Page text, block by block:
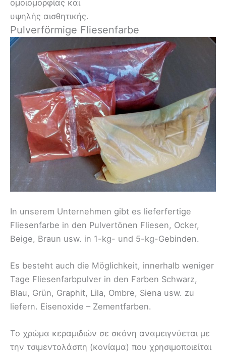
ομοιομορφίας και
υψηλής αισθητικής.
Pulverförmige Fliesenfarbe
In unserem Unternehmen gibt es lieferfertige
Fliesenfarbe in den Pulvertönen Fliesen, Ocker,
Beige, Braun usw. in 1-kg- und 5-kg-Gebinden.
Es besteht auch die Möglichkeit, innerhalb weniger
Tage Fliesenfarbpulver in den Farben Schwarz,
Blau, Grün, Graphit, Lila, Ombre, Siena usw. zu
liefern. Eisenoxide – Zementfarben.
Το χρώμα κεραμιδιών σε σκόνη αναμειγνύεται με
την τσιμεντολάσπη (κονίαμα) που χρησιμοποιείται